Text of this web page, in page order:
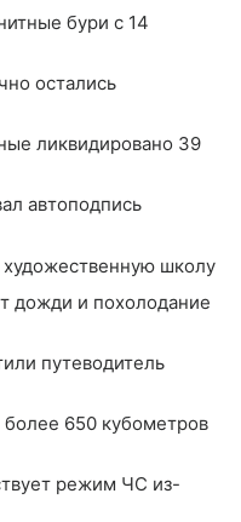
бури с 14
остались
ликвидировано 39
автоподпись
школу
дожди и похолодание
путеводитель
650 кубометров
режим ЧС из-